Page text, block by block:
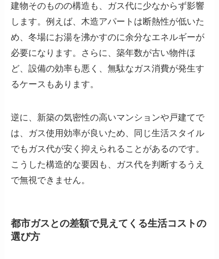
建物そのものの構造も、ガス代に少なからず影響
します。例えば、木造アパートは断熱性が低いた
め、冬場にお湯を沸かすのに余分なエネルギーが
必要になります。さらに、築年数が古い物件ほ
ど、設備の効率も悪く、無駄なガス消費が発生す
るケースもあります。
逆に、新築の気密性の高いマンションや戸建てで
は、ガス使用効率が良いため、同じ生活スタイル
でもガス代が安く抑えられることがあるのです。
こうした構造的な要因も、ガス代を判断するうえ
で無視できません。
都市ガスとの差額で見えてくる生活コストの
選び方